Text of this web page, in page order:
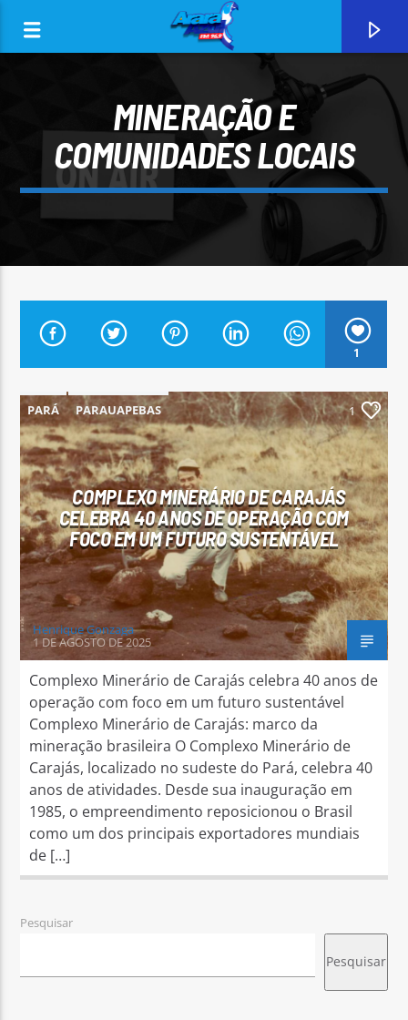
CURRENT TRACK
ARARA AZUL FM 96,9
Arara Azul FM
MINERAÇÃO E
COMUNIDADES LOCAIS
1
PARÁ PARAUAPEBAS 1
COMPLEXO MINERÁRIO DE CARAJÁS
CELEBRA 40 ANOS DE OPERAÇÃO COM
FOCO EM UM FUTURO SUSTENTÁVEL
Henrique Gonzaga
1 DE AGOSTO DE 2025
Complexo Minerário de Carajás celebra 40 anos de
operação com foco em um futuro sustentável
Complexo Minerário de Carajás: marco da
mineração brasileira O Complexo Minerário de
Carajás, localizado no sudeste do Pará, celebra 40
anos de atividades. Desde sua inauguração em
1985, o empreendimento reposicionou o Brasil
como um dos principais exportadores mundiais
de […]
Pesquisar
Pesquisar